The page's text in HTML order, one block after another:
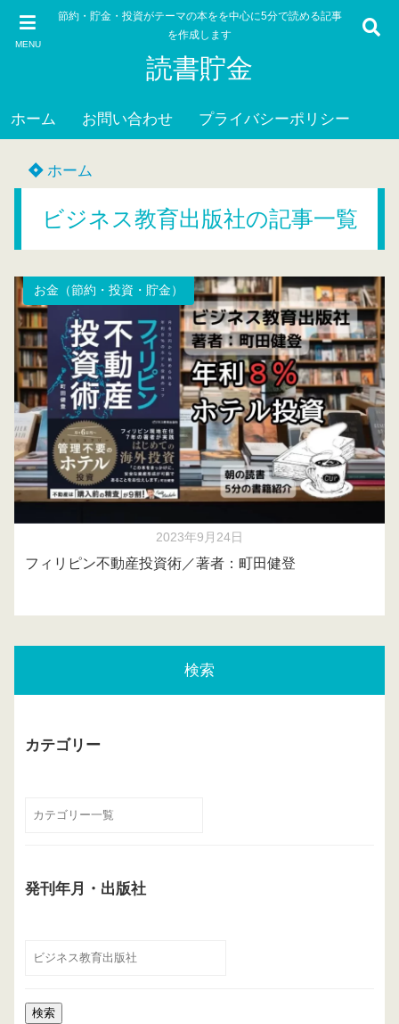
MENU
節約・貯金・投資がテーマの本をを中心に5分で読める記事
を作成します
読書貯金
ホーム お問い合わせ プライバシーポリシー
ホーム
ビジネス教育出版社の記事一覧
お金（節約・投資・貯金）
2023年9月24日
フィリピン不動産投資術／著者：町田健登
検索
カテゴリー
発刊年月・出版社